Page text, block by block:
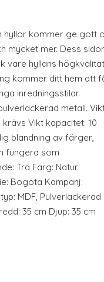
hyllor kommer ge gott
mycket mer. Dess sidor
vare hyllans
kommer ditt hem att
inredningsstilar.
metall.
Vikt kapacitet: 10
blandning av färger,
fungera som
Trä Färg: Natur
Bogota Kampanj:
MDF, Pulverlackerad
35 cm Djup: 35 cm